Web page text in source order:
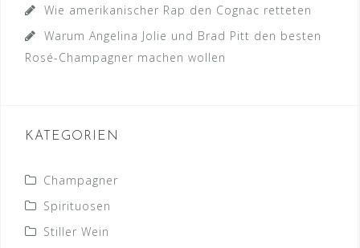
Wie amerikanischer Rap den Cognac retteten
Warum Angelina Jolie und Brad Pitt den besten
Rosé-Champagner machen wollen
KATEGORIEN
Champagner
Spirituosen
Stiller Wein